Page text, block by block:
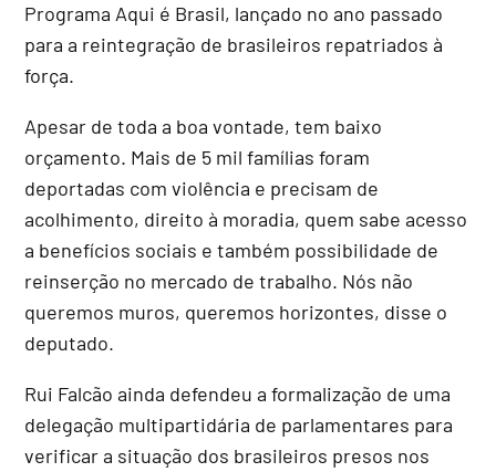
Programa Aqui é Brasil, lançado no ano passado
para a reintegração de brasileiros repatriados à
força.
Apesar de toda a boa vontade, tem baixo
orçamento. Mais de 5 mil famílias foram
deportadas com violência e precisam de
acolhimento, direito à moradia, quem sabe acesso
a benefícios sociais e também possibilidade de
reinserção no mercado de trabalho. Nós não
queremos muros, queremos horizontes, disse o
deputado.
Rui Falcão ainda defendeu a formalização de uma
delegação multipartidária de parlamentares para
verificar a situação dos brasileiros presos nos